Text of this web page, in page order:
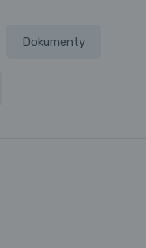
Dokumenty